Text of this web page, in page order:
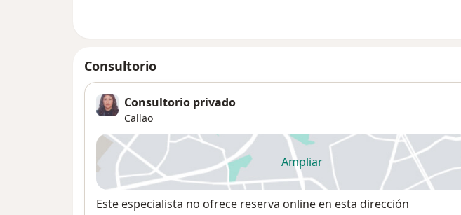
Consultorio
Consultorio privado
Callao
Ampliarse abre en una nueva pestaña
Disponibilidad
Este especialista no ofrece reserva online en esta dirección